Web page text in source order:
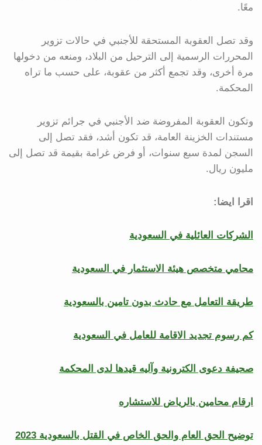
معًا.
وقد تصل العقوبة المستحقة للأجنبي في حالات تزوير
المحررات الرسمية إلى الترحيل من البلاد، ومنعه من دخولها
مرة أخرى، وقد تجمع أكثر من عقوبة، على حسب ما تراه
المحكمة.
وتكون العقوبة المفروضة ضد الأجنبي في جرائم تزوير
مستندات الخزينة العامة، قد تكون أشد، فقد تصل إلى
السجن لمدة سبع سنوات، أو فرض غرامة بقيمة قد تصل إلى
مليون ريال.
اقرا ايضا:
الشركات العائلية في السعودية
محامي متخصص هيئة الاستثمار في السعودية
طريقة التعامل مع حادث بدون تامين بالسعودية
كم رسوم تجديد الاقامة للعامل في السعودية
صحيفة دعوى الكترونية وآليه قيدها لدى المحكمة
ارقام محامين بالرياض للاستشاره
توضيح الحق العام والحق الخاص في القتل بالسعودية 2023